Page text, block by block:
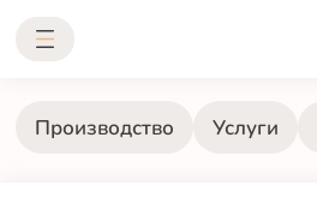
Производство Услуги